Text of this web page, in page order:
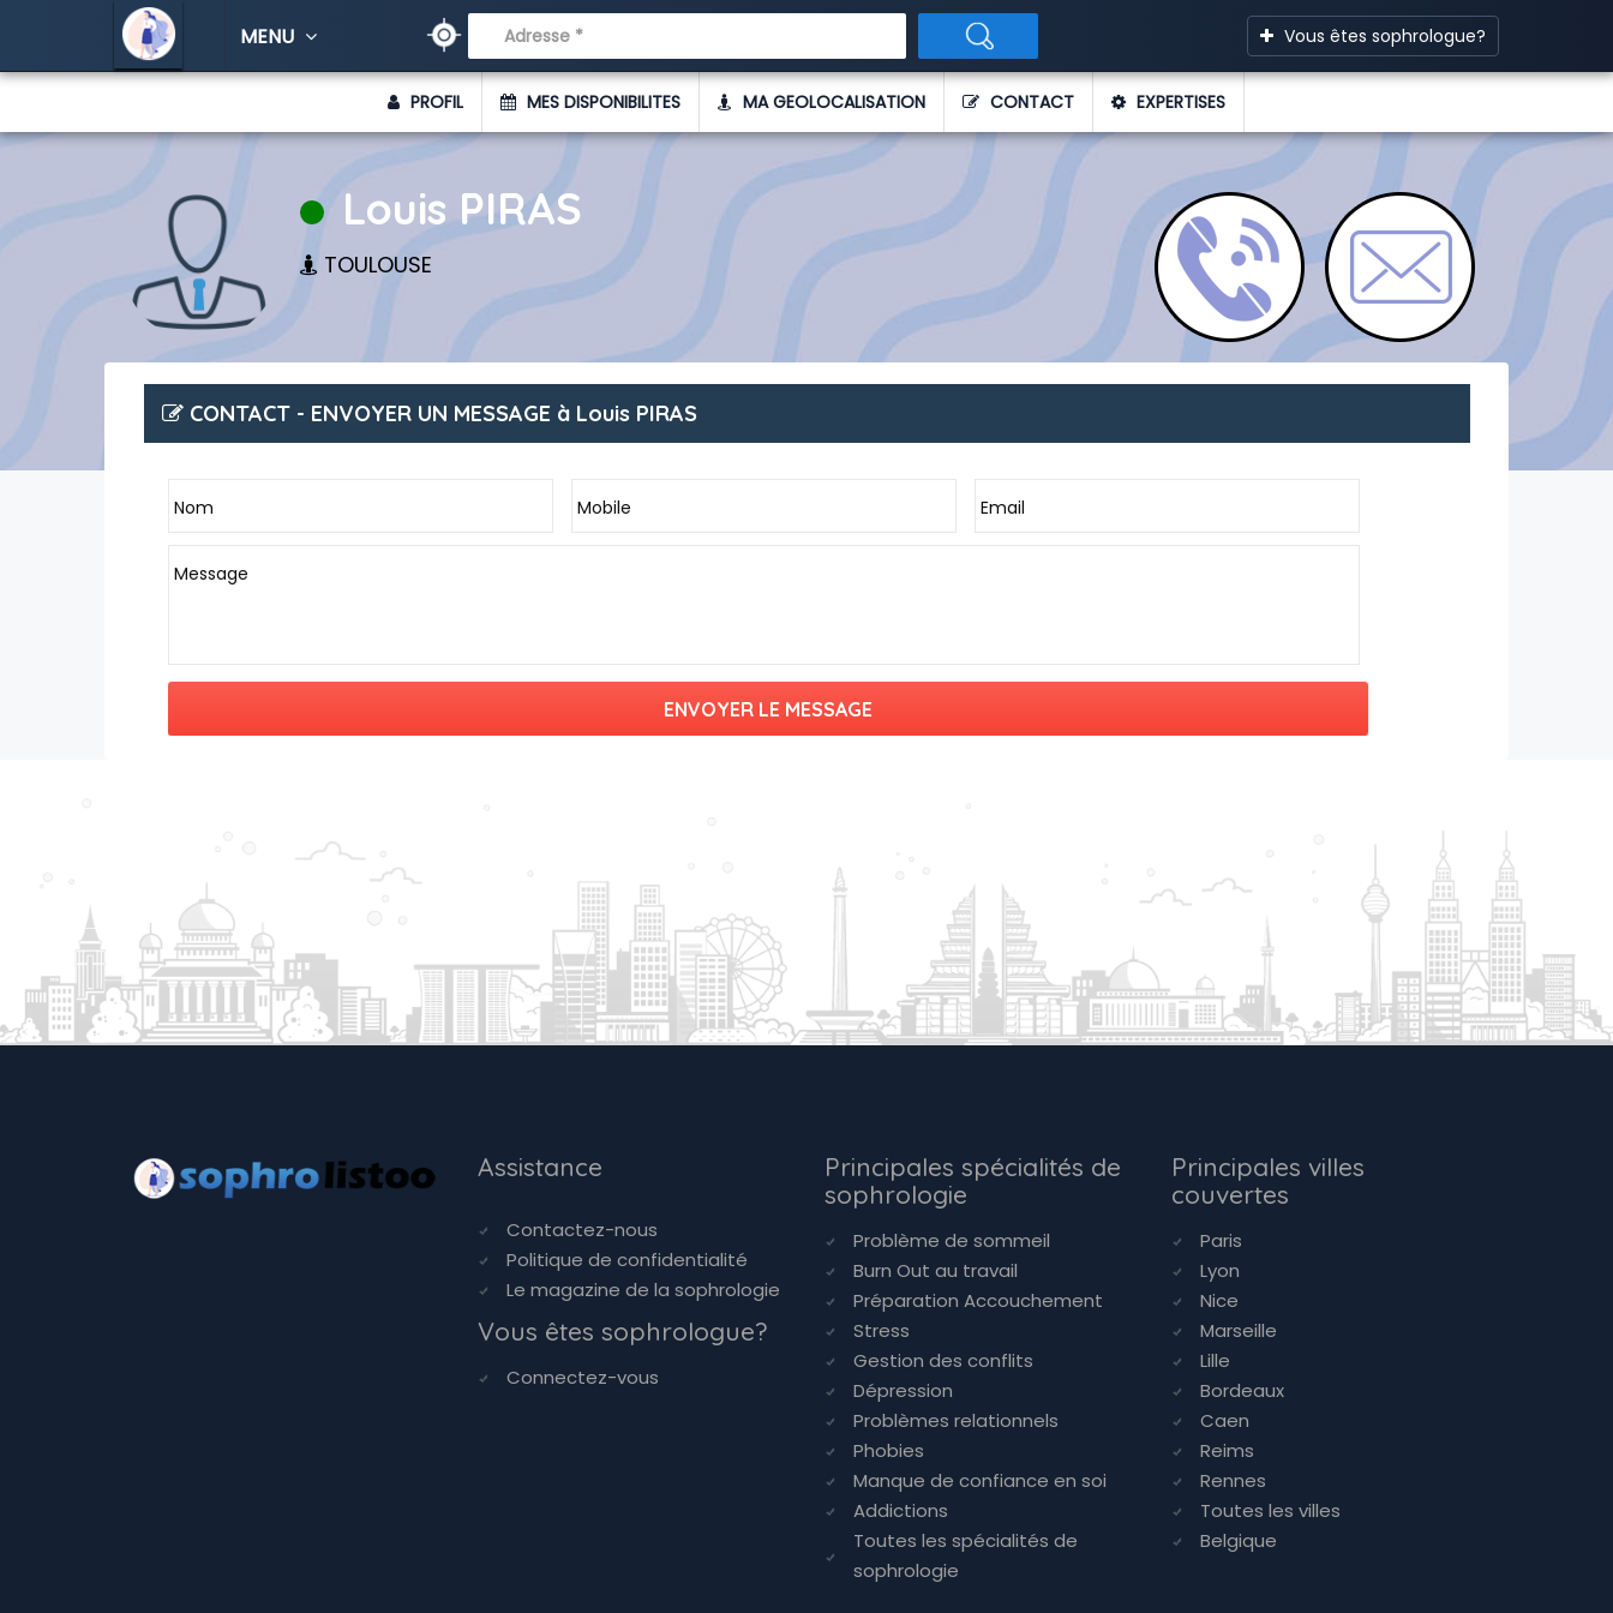
MENU Vous êtes sophrologue?
PROFIL MES DISPONIBILITES MA GEOLOCALISATION CONTACT EXPERTISES
Louis PIRAS
TOULOUSE
CONTACT - ENVOYER UN MESSAGE à Louis PIRAS
Nom Mobile Email
Message
Assistance
Contactez-nous
Politique de confidentialité
Le magazine de la sophrologie
Vous êtes sophrologue?
Connectez-vous
Principales spécialités de
sophrologie
Problème de sommeil
Burn Out au travail
Préparation Accouchement
Stress
Gestion des conflits
Dépression
Problèmes relationnels
Phobies
Manque de confiance en soi
Addictions
Toutes les spécialités de
sophrologie
Principales villes
couvertes
Paris
Lyon
Nice
Marseille
Lille
Bordeaux
Caen
Reims
Rennes
Toutes les villes
Belgique